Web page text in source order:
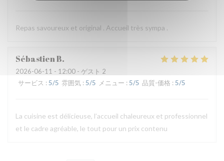
Repas savoureux et original . Accueil très sympa .
SébastienB
2026-06-11 - 12:00 - ゲスト 2
サービス : 5/5 雰囲気 : 5/5 メニュー : 5/5 品質-価格 : 5/5
La cuisine est délicieuse, l’accueil chaleureux et professionnel
et le cadre agréable, le tout pour un prix contenu